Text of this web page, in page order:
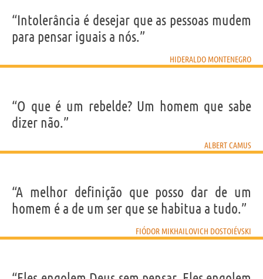
“Intolerância é desejar que as pessoas mudem
para pensar iguais a nós.”
HIDERALDO MONTENEGRO
“O que é um rebelde? Um homem que sabe
dizer não.”
ALBERT CAMUS
“A melhor definição que posso dar de um
homem é a de um ser que se habitua a tudo.”
FIÓDOR MIKHAILOVICH DOSTOIÉVSKI